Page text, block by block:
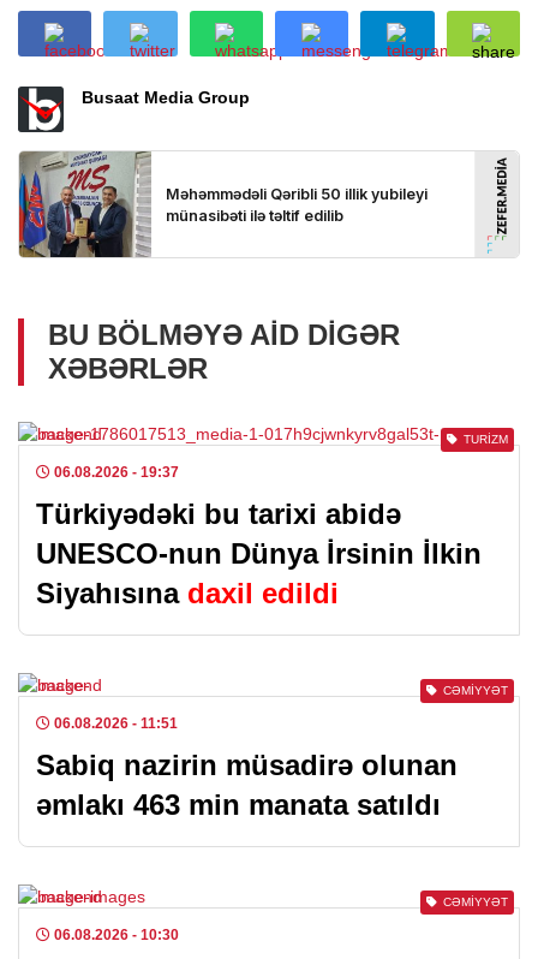
Busaat Media Group
BU BÖLMƏYƏ AID DIGƏR
XƏBƏRLƏR
TURIZM
06.08.2026 - 19:37
Türkiyədəki bu tarixi abidə
UNESCO-nun Dünya İrsinin İlkin
Siyahısına daxil edildi
CƏMIYYƏT
06.08.2026 - 11:51
Sabiq nazirin müsadirə olunan
əmlakı 463 min manata satıldı
CƏMIYYƏT
06.08.2026 - 10:30